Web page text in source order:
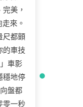
美，
來。
尺都顫
的車技
車影
穩地停
盤都
零一秒